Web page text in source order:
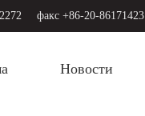
факс +86-20-86171423
Новости